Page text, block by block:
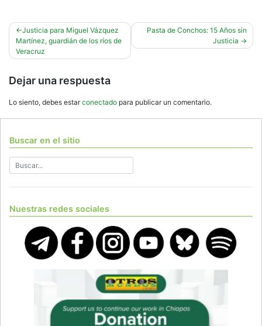
Navegación
de
Justicia para Miguel Vázquez
Martínez, guardián de los ríos de
Veracruz
Pasta de Conchos: 15 Años sin
Justicia
Dejar una respuesta
Lo siento, debes estarconectado para publicar un comentario.
Buscar en el sitio
Nuestras redes sociales